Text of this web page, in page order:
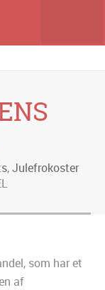
,Julefrokoster
som har et
af